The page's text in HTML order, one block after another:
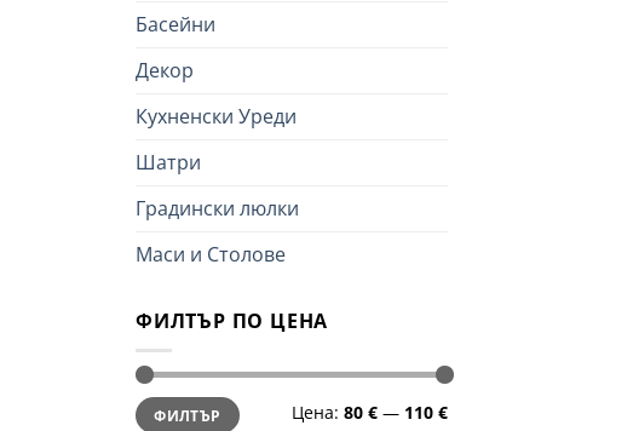
Басейни
Декор
Кухненски Уреди
Шатри
Градински люлки
Маси и Столове
ФИЛТЪР ПО ЦЕНА
Минимална
цена
Максимална
ценаФИЛТЪР Цена: 80 €— 110 €